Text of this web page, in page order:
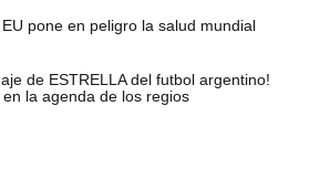
pone en peligro la salud mundial
de ESTRELLA del futbol argentino!
la agenda de los regios